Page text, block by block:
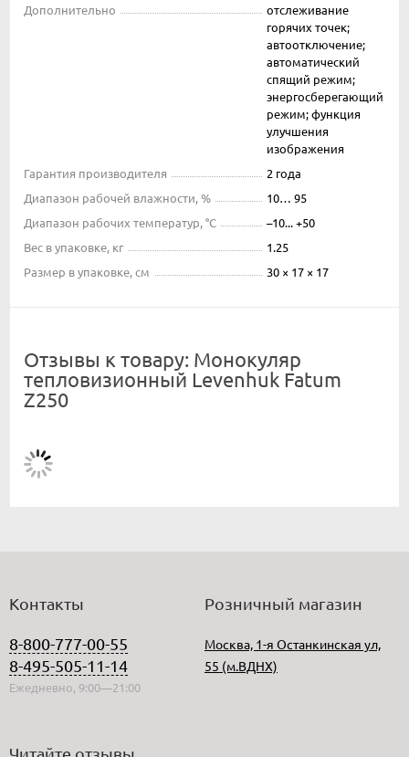
Дополнительно
отслеживание
горячих точек;
автоотключение;
автоматический
спящий режим;
энергосберегающий
режим; функция
улучшения
изображения
Гарантия производителя
2 года
Диапазон рабочей влажности, %
10… 95
Диапазон рабочих температур, °С
–10... +50
Вес в упаковке, кг
1.25
Размер в упаковке, см
30 × 17 × 17
Отзывы к товару: Монокуляр
тепловизионный Levenhuk Fatum
Z250
Контакты
8-800-777-00-55
8-495-505-11-14
Ежедневно, 9:00—21:00
Розничный магазин
Москва, 1-я Останкинская ул,
55 (м.ВДНХ)
Читайте отзывы